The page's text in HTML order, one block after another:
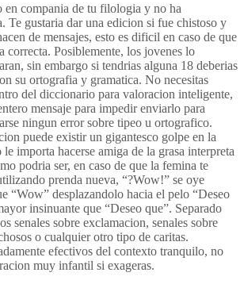
en compania de tu filologia y no ha
Te gustaria dar una edicion si fue chistoso y
de mensajes, esto es dificil en caso de que
correcta. Posiblemente, los jovenes lo
sin embargo si tendri­as alguna 18 deberias
su ortografia y gramatica. No necesitas
del diccionario para valoracion inteligente,
mensaje para impedir enviarlo para
ningun error sobre tipeo u ortografico.
puede existir un gigantesco golpe en la
importa hacerse amiga de la grasa interpreta
podri­a ser, en caso de que la femina te
prenda nueva, “?Wow!” se oye
“Wow” desplazandolo hacia el pelo “Deseo
insinuante que “Deseo que”. Separado
senales sobre exclamacion, senales sobre
o cualquier otro tipo de caritas.
efectivos del contexto tranquilo, no
muy infantil si exageras.